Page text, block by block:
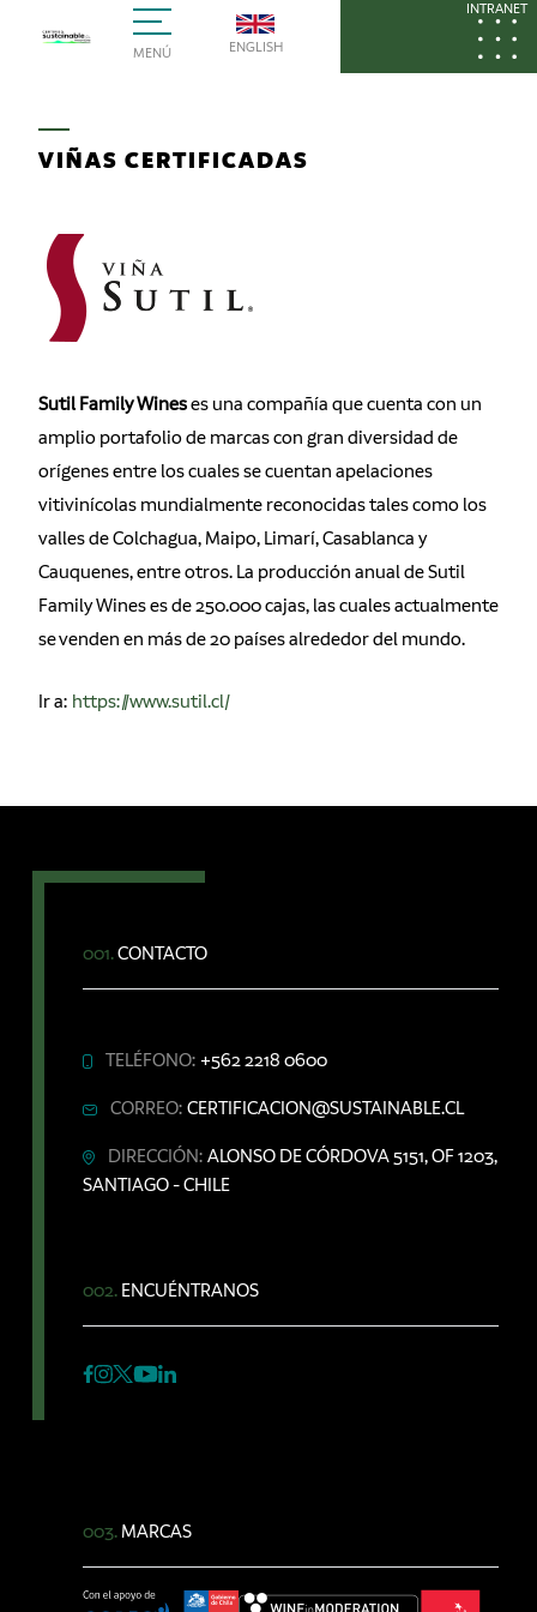
MENÚ ENGLISH
INTRANET
VIÑAS CERTIFICADAS
Sutil Family Wineses una compañía que cuenta con un
amplio portafolio de marcas con gran diversidad de
orígenes entre los cuales se cuentan apelaciones
vitivinícolas mundialmente reconocidas tales como los
valles de Colchagua, Maipo, Limarí, Casablanca y
Cauquenes, entre otros. La producción anual de Sutil
Family Wines es de 250.000 cajas, las cuales actualmente
se venden en más de 20 países alrededor del mundo.
Ir a: https://www.sutil.cl/
001.CONTACTO
TELÉFONO: +562 2218 0600
CORREO: CERTIFICACION@SUSTAINABLE.CL
DIRECCIÓN: ALONSO DE CÓRDOVA 5151, OF 1203,
SANTIAGO - CHILE
002. ENCUÉNTRANOS
003. MARCAS